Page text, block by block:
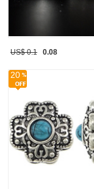
US$ 0.1 0.08
20